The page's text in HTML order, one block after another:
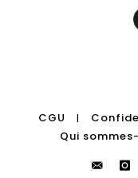
CGU |
Qui